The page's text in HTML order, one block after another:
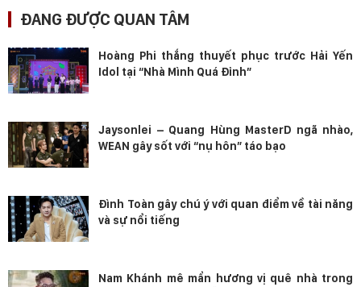
ĐANG ĐƯỢC QUAN TÂM
Hoàng Phi thắng thuyết phục trước Hải Yến
Idol tại “Nhà Mình Quá Đỉnh”
Jaysonlei – Quang Hùng MasterD ngã nhào,
WEAN gây sốt với “nụ hôn” táo bạo
Đình Toàn gây chú ý với quan điểm về tài năng
và sự nổi tiếng
Nam Khánh mê mẩn hương vị quê nhà trong